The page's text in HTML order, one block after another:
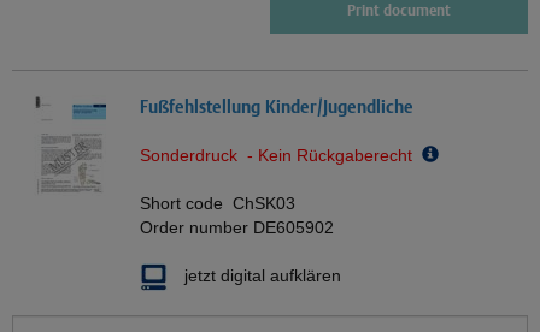
Print document
Fußfehlstellung Kinder/Jugendliche
Sonderdruck - Kein Rückgaberecht
Short code ChSK03
Order number DE605902
jetzt digital aufklären